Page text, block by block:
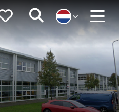
FavorietenZoeken
Menu